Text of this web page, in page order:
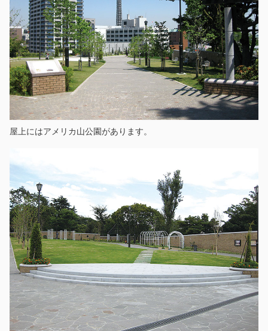
屋上にはアメリカ山公園があります。